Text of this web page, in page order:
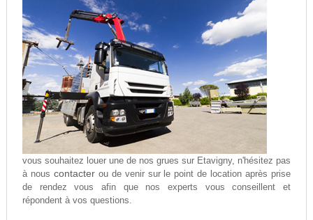
vous souhaitez louer une de nos grues sur Etavigny, n'hésitez pas
à nous contacterou de venir sur le point de location après prise
de rendez vous afin que nos experts vous conseillent et
répondent à vos questions.